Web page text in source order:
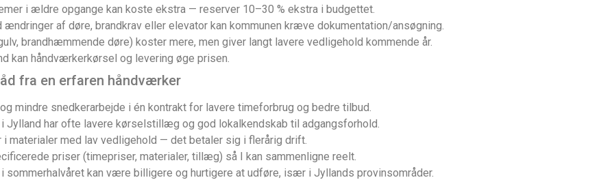
i ældre opgange kan koste ekstra — reserver 10–30 % ekstra i budgettet.
ændringer af døre, brandkrav eller elevator kan kommunen kræve dokumentation/ansøgning.
brandhæmmende døre) koster mere, men giver langt lavere vedligehold kommende år.
kan håndværkerkørsel og levering øge prisen.
fra en erfaren håndværker
mindre snedkerarbejde i én kontrakt for lavere timeforbrug og bedre tilbud.
Jylland har ofte lavere kørselstillæg og god lokalkendskab til adgangsforhold.
i materialer med lav vedligehold — det betaler sig i flerårig drift.
priser (timepriser, materialer, tillæg) så I kan sammenligne reelt.
sommerhalvåret kan være billigere og hurtigere at udføre, især i Jyllands provinsområder.